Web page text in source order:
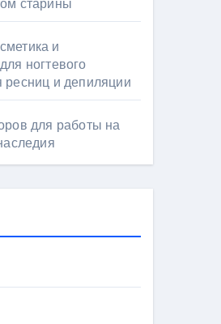
старины
и
ногтевого
и депиляции
для работы на